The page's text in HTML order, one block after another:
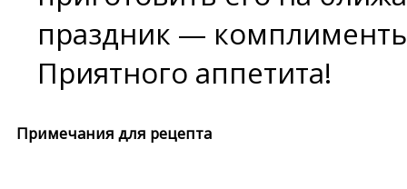
праздник —
Приятного аппетита!
Примечания для рецепта